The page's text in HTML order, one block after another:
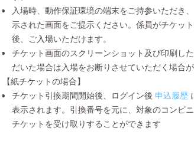
入場時、動作保証環境の端末をご持参いただき
示された画面をご提示ください。係員がチケッ
後、ご入場いただけます。
チケット画面のスクリーンショット及び印刷し
だいた場合は入場をお断りさせていただく場合が
【紙チケットの場合】
チケット引換期間開始後、ログイン後 申込履歴
表示されます。引換番号を元に、対象のコンビ
チケットを受け取りすることができます